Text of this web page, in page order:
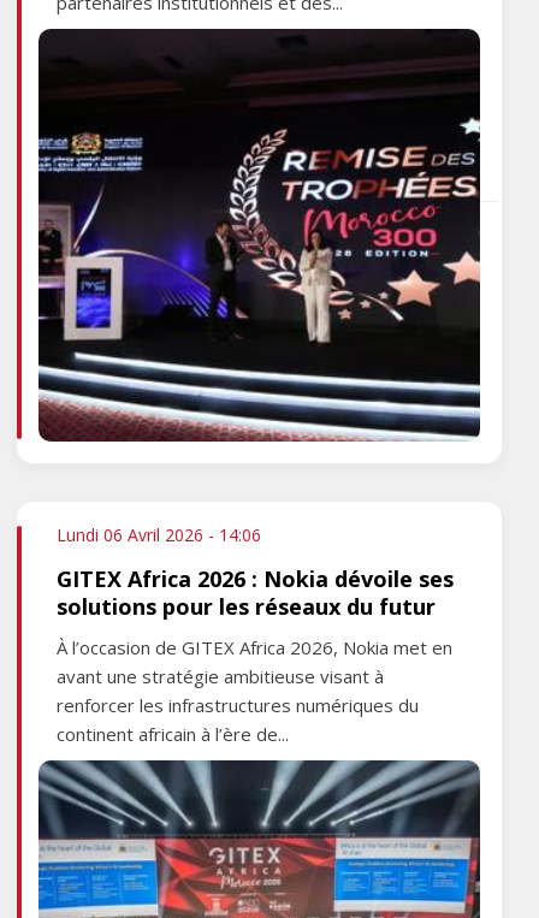
Lundi 06 Avril 2026 - 14:06
GITEX Africa 2026 : Nokia dévoile ses
solutions pour les réseaux du futur
À l’occasion de GITEX Africa 2026, Nokia met en
avant une stratégie ambitieuse visant à
renforcer les infrastructures numériques du
continent africain à l’ère de...